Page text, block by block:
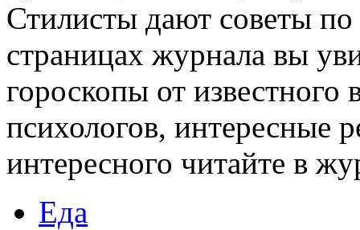
Стилисты дают советы
страницах журнала вы
гороскопы от известного
психологов, интересные
интересного читайте в
Еда